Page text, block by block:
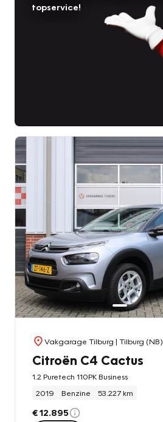
topservice!
Vakgarage Tilburg | Tilburg (NB)
Citroën C4 Cactus
1.2 Puretech 110PK Business
2019
Benzine 53.227 km
€ 12.895